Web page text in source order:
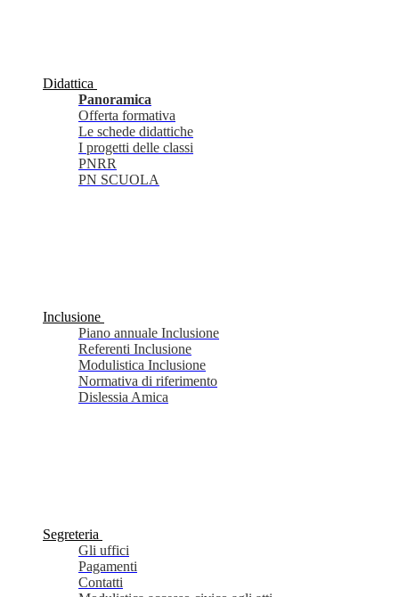
Didattica
Panoramica
Offerta formativa
Le schede didattiche
I progetti delle classi
PNRR
PN SCUOLA
Inclusione
Piano annuale Inclusione
Referenti Inclusione
Modulistica Inclusione
Normativa di riferimento
Dislessia Amica
Segreteria
Gli uffici
Pagamenti
Contatti